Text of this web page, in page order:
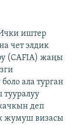
иштер
чет элдик
(CAFIA) жаңы
ала турган
тууралуу
деп
жумуш визасы